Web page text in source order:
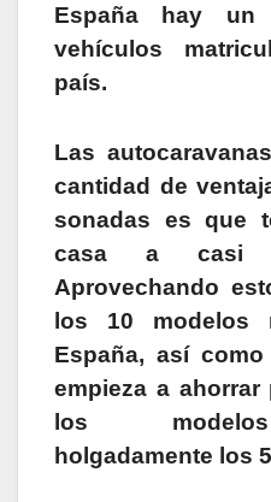
España hay un
vehículos
país.
Las
cantidad de
sonadas es que
casa a casi
Aprovechando
los 10 modelos
España, así
empieza a
los
holgadamente los